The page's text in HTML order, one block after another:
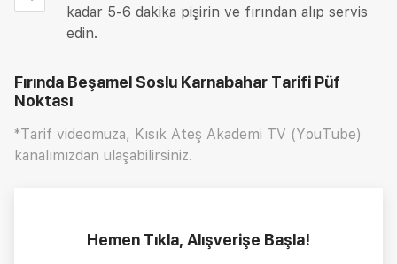
kadar 5-6 dakika pişirin ve fırından alıp servis
edin.
Fırında Beşamel Soslu Karnabahar Tarifi Püf
Noktası
*Tarif videomuza, Kısık Ateş Akademi TV (YouTube)
kanalımızdan ulaşabilirsiniz.
Hemen Tıkla, Alışverişe Başla!